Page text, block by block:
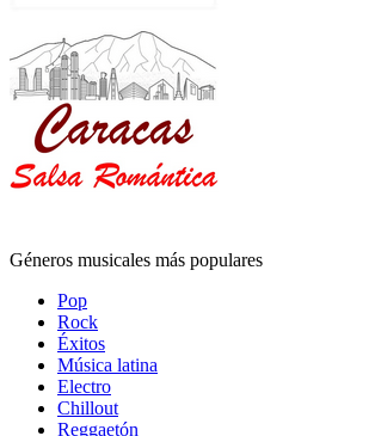
Géneros musicales más populares
Pop
Rock
Éxitos
Música latina
Electro
Chillout
Reggaetón